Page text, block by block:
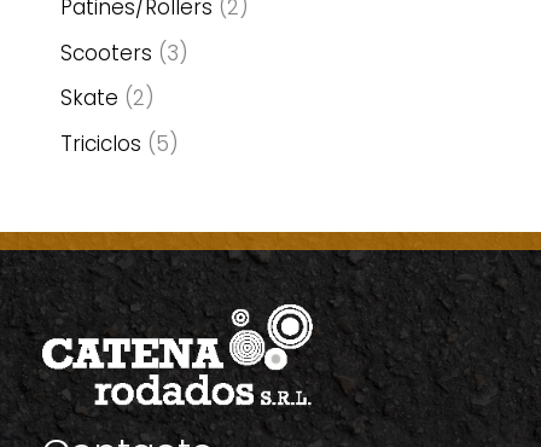
Patines/Rollers 2
Scooters 3
Skate 2
Triciclos 5